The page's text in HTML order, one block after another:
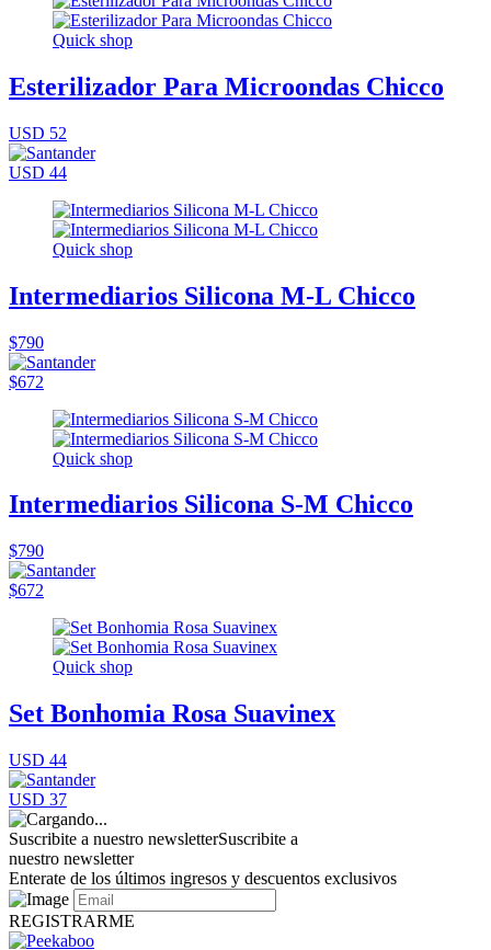
Quick shop
Esterilizador Para Microondas Chicco
USD 52
USD 44
Quick shop
Intermediarios Silicona M-L Chicco
$790
$672
Quick shop
Intermediarios Silicona S-M Chicco
$790
$672
Quick shop
Set Bonhomia Rosa Suavinex
USD 44
USD 37
Suscribite a nuestro newsletterSuscribite a
nuestro newsletter
Enterate de los últimos ingresos y descuentos exclusivos
REGISTRARME